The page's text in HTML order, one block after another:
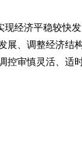
经济平稳较快发
展、调整经济结
控审慎灵活、适